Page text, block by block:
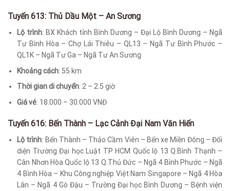
Tuyến 613: Thủ Dầu Một – An Sương
Lộ trình: BX Khách tỉnh Bình Dương – Đại Lộ Bình Dương – Ngã
Tư Bình Hòa – Chợ Lái Thiêu – QL13 – Ngã Tư Bình Phước –
QL1K – Ngã Tư Ga – Ngã Tư An Sương
Khoảng cách: 55 km
Thời gian di chuyển: 2 – 2.5 giờ
Giá vé: 18.000 – 30.000 VNĐ
Tuyến 616: Bến Thành – Lạc Cảnh Đại Nam Văn Hiến
Lộ trình: Bến Thành – Thảo Cầm Viên – Bến xe Miền Đông – Đối
diện Trường Đại học Luật TP HCM Quốc lộ 13 Q.Bình Thạnh –
Cân Nhơn Hòa Quốc lộ 13 Q.Thủ Đức – Ngã 4 Bình Phước – Ngã
4 Bình Hòa – Khu Công nghiệp Việt Nam Singapore – Ngã 4 Hòa
Lân – Ngã 4 Gò Đậu – Trường Đại học Bình Dương – Bệnh viện